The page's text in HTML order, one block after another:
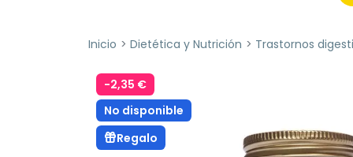
Inicio Dietética y Nutrición Trastornos
-2,35 €
No disponible
Regalo